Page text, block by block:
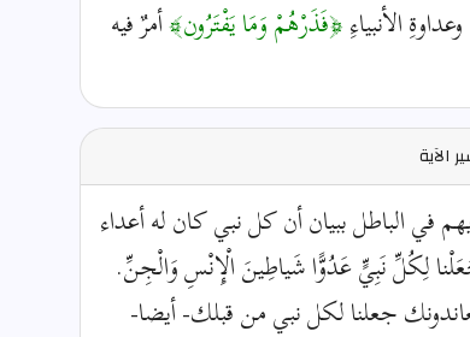
الأنبياءِ﴿فَذَرْهُمْ وَمَا يَفْتَرُون﴾أمرٌ فيه
الآية
في الباطل ببيان أن كل نبي كان له أعداء
لِكُلِّ نَبِيٍّ عَدُوًّا شَياطِينَ الْإِنْسِ وَالْجِنِّ.
جعلنا لكل نبي من قبلك- أيضا-